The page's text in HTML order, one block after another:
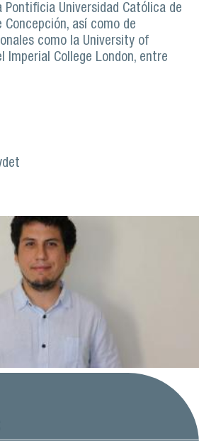
Pontificia Universidad Católica de
Concepción, así como de
como la University of
Imperial College London, entre